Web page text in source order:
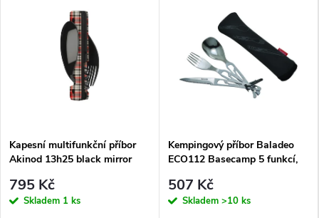
Kapesní multifunkční příbor
Akinod 13h25 black mirror
795 Kč
Skladem 1 ks
Kempingový příbor Baladeo
ECO112 Basecamp 5 funkcí,
pouzdro
507 Kč
Skladem >10 ks